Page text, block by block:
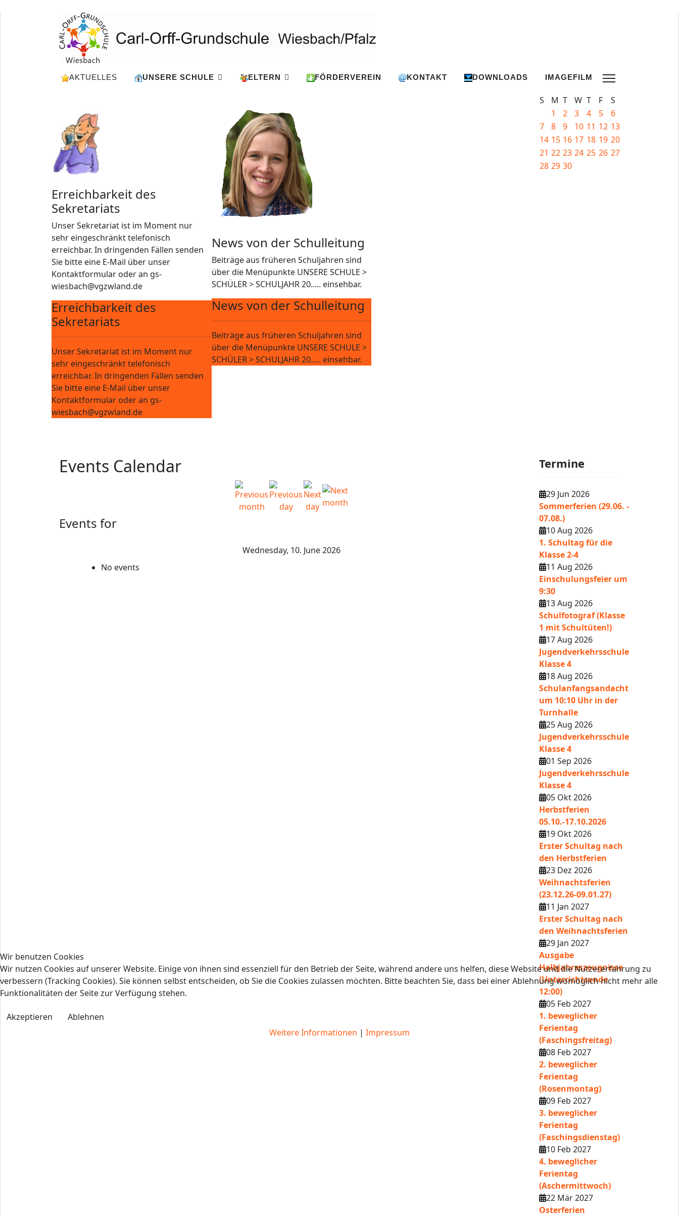
AKTUELLES UNSERE SCHULE ELTERN FÖRDERVEREIN KONTAKT DOWNLOADS IMAGEFILM
Erreichbarkeit des
Sekretariats
Unser Sekretariat ist im Moment nur
sehr eingeschränkt telefonisch
erreichbar. In dringenden Fällen senden
Sie bitte eine E-Mail über unser
Kontaktformular oder an gs-
wiesbach@vgzwland.de
Erreichbarkeit des
Sekretariats
Unser Sekretariat ist im Moment nur
sehr eingeschränkt telefonisch
erreichbar. In dringenden Fällen senden
Sie bitte eine E-Mail über unser
Kontaktformular oder an gs-
wiesbach@vgzwland.de
News von der Schulleitung
Beiträge aus früheren Schuljahren sind
über die Menüpunkte UNSERE SCHULE >
SCHÜLER > SCHULJAHR 20..... einsehbar.
News von der Schulleitung
Beiträge aus früheren Schuljahren sind
über die Menüpunkte UNSERE SCHULE >
SCHÜLER > SCHULJAHR 20..... einsehbar.
S M T W T F
S
1
2 3 4 5
6
7
8 9 10 11 12 13
14 15 16 17 18 19 20
21 22 23 24 25 26 27
28 29 30
Events Calendar
Events for
Wednesday, 10. June 2026
No events
Termine
29 Jun 2026
Sommerferien (29.06. -
07.08.)
10 Aug 2026
1. Schultag für die
Klasse 2-4
11 Aug 2026
Einschulungsfeier um
9:30
13 Aug 2026
Schulfotograf (Klasse
1 mit Schultüten!)
17 Aug 2026
Jugendverkehrsschule
Klasse 4
18 Aug 2026
Schulanfangsandacht
um 10:10 Uhr in der
Turnhalle
25 Aug 2026
Jugendverkehrsschule
Klasse 4
01 Sep 2026
Jugendverkehrsschule
Klasse 4
05 Okt 2026
Herbstferien
05.10.-17.10.2026
19 Okt 2026
Erster Schultag nach
den Herbstferien
23 Dez 2026
Weihnachtsferien
(23.12.26-09.01.27)
11 Jan 2027
Erster Schultag nach
den Weihnachtsferien
29 Jan 2027
Ausgabe
Halbjahreszeugnisse
(Unterrichtsende
12:00)
05 Feb 2027
1. beweglicher
Ferientag
(Faschingsfreitag)
08 Feb 2027
2. beweglicher
Ferientag
(Rosenmontag)
09 Feb 2027
3. beweglicher
Ferientag
(Faschingsdienstag)
10 Feb 2027
4. beweglicher
Ferientag
(Aschermittwoch)
22 Mär 2027
Osterferien
Wir benutzen Cookies
Wir nutzen Cookies auf unserer Website. Einige von ihnen sind essenziell für den Betrieb der Seite, während andere uns helfen, diese Website und die Nutzererfahrung zu
verbessern (Tracking Cookies). Sie können selbst entscheiden, ob Sie die Cookies zulassen möchten. Bitte beachten Sie, dass bei einer Ablehnung womöglich nicht mehr alle
Funktionalitäten der Seite zur Verfügung stehen.
Akzeptieren
Ablehnen
Weitere Informationen | Impressum